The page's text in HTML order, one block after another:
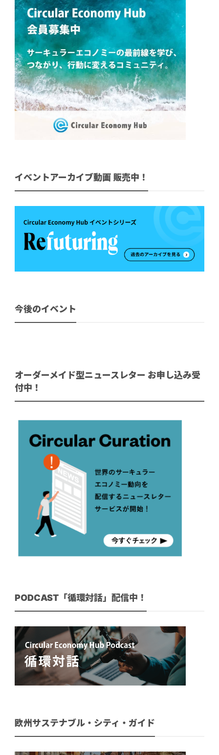
イベントアーカイブ動画 販売中！
今後のイベント
オーダーメイド型ニュースレター お申し込み受
付中！
PODCAST「循環対話」配信中！
欧州サステナブル・シティ・ガイド